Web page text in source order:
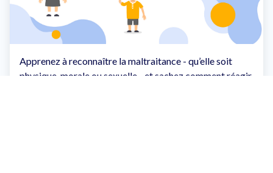
Apprenez à reconnaître la maltraitance - qu’elle soit
physique, morale ou sexuelle - et sachez comment réagir